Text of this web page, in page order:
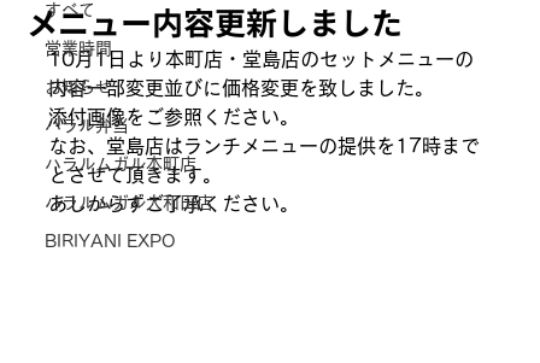
すべて
営業時間
お知らせ
ハラル弁当
ハラルムガル本町店
ハラルムガル大和田店
BIRIYANI EXPO
メニュー内容更新しました
10月1日より本町店・堂島店のセットメニューの
内容一部変更並びに価格変更を致しました。
添付画像をご参照ください。
なお、堂島店はランチメニューの提供を17時まで
とさせて頂きます。
あしからずご了承ください。